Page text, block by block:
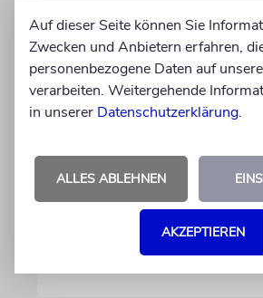
IDF-Chef Zamir:
Verantwortliche für
Massaker vom 7.
wird zur
gezogen
»eine dauerhafte und
sagt der Generalstabschef
Auf dieser Seite können Sie
Zwecken und Anbietern erfahren,
personenbezogene Daten auf
verarbeiten. Weitergehende
in unserer Datenschutzerklärung.
ALLES ABLEHNEN
AKZEPTIEREN